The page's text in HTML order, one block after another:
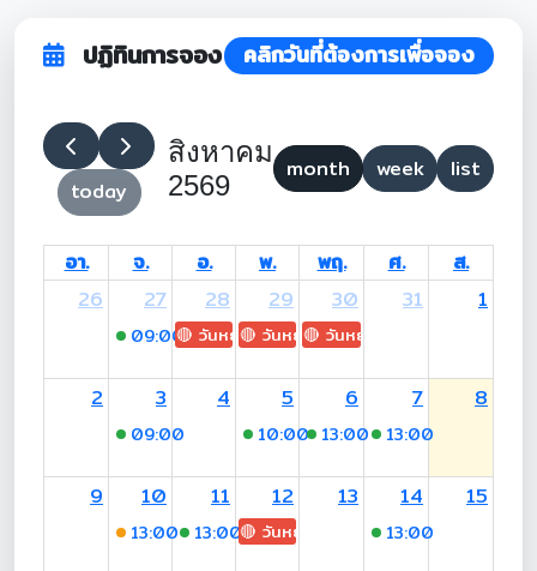
ปฏิทินการจอง คลิกวันที่ต้องการเพื่อจอง
today
สิงหาคม
2569
month week list
อา. จ. อ. พ. พฤ. ศ.
ส.
26
27
09:00-15:00 (อ.ช่อผกา)
28
🔴 วันหยุด: H.M. King Maha Vajiralongkorn's
29
🔴 วันหยุด: Asanha Bucha Day
30
🔴 วันหยุด: Buddhist Lent
31 1
2 3
09:00 -13:00 (อ.ช่อผกา)
4 5
10:00-18:00
6
13:00-16:00 (รศ.ดร.วินัฏ
7
13:00
8
9 10
13:00-17:00 (อ.ณัฐพร)
11
13:00-16:00 (รศ.ดร.วินัฏฐา ศักดาศรี)
12
🔴 วันหยุด: H.M. Queen Sirikit The
13 14
13:00
15